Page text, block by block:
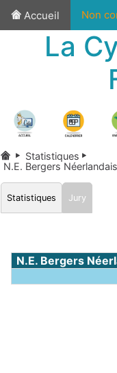
Accueil Non
La
Statistiques
N.E. Bergers
Statistiques Jury
N.E. Bergers